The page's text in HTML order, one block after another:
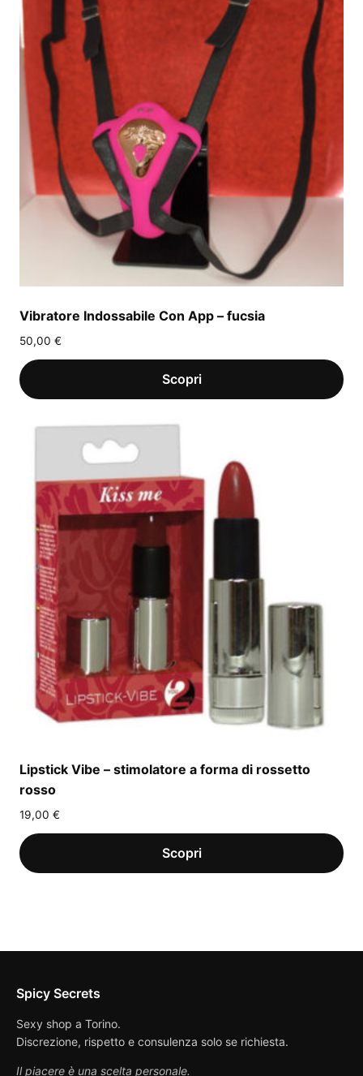
Vibratore Indossabile Con App – fucsia
50,00 €
Lipstick Vibe – stimolatore a forma di rossetto
rosso
19,00 €
Spicy Secrets
Sexy shop a Torino.
Discrezione, rispetto e consulenza solo se richiesta.
Il piacere è una scelta personale.